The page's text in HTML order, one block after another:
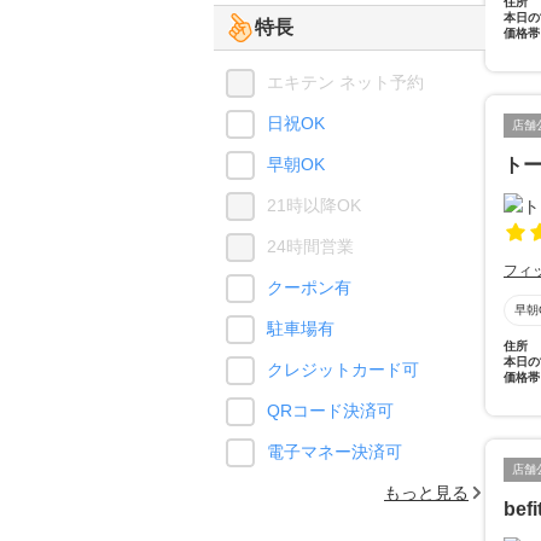
本日
価格帯
店舗
ト
フィ
早朝
住所
本日
価格帯
店舗
特長
エキテン ネット予約
日祝OK
早朝OK
21時以降OK
24時間営業
クーポン有
駐車場有
クレジットカード可
QRコード決済可
電子マネー決済可
もっと見る